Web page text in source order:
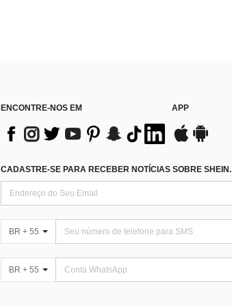
ENCONTRE-NOS EM APP
CADASTRE-SE PARA RECEBER NOTÍCIAS SOBRE SHEIN.
BR + 55
BR + 55